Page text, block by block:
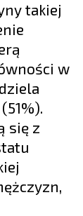
takiej
w
się z